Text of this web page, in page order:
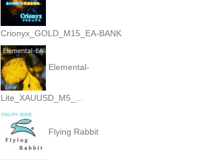
Crionyx_GOLD_M15_EA-BANK
Elemental-
Lite_XAUUSD_M5_...
Flying Rabbit